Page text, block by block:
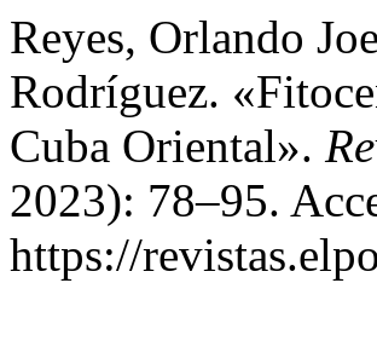
Reyes, Orlando
Rodríguez.
Cuba Oriental».
2023): 78–95.
https://